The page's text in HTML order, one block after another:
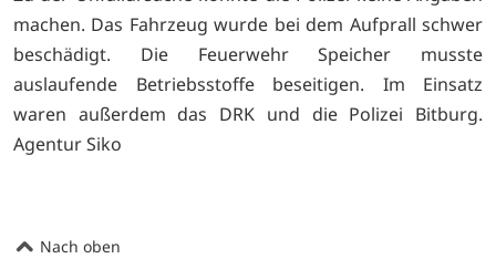
machen. Das Fahrzeug wurde bei dem Aufprall schwer
beschädigt. Die Feuerwehr Speicher musste
auslaufende Betriebsstoffe beseitigen. Im Einsatz
waren außerdem das DRK und die Polizei Bitburg.
Agentur Siko
Nach oben